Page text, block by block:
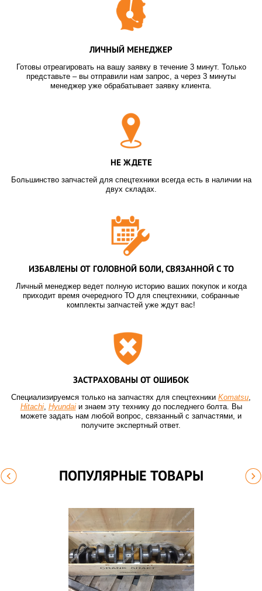
ЛИЧНЫЙ МЕНЕДЖЕР
Готовы отреагировать на вашу заявку в течение 3 минут. Только
представьте – вы отправили нам запрос, а через 3 минуты
менеджер уже обрабатывает заявку клиента.
НЕ ЖДЕТЕ
Большинство запчастей для спецтехники всегда есть в наличии на
двух складах.
ИЗБАВЛЕНЫ ОТ ГОЛОВНОЙ БОЛИ, СВЯЗАННОЙ С ТО
Личный менеджер ведет полную историю ваших покупок и когда
приходит время очередного ТО для спецтехники, собранные
комплекты запчастей уже ждут вас!
ЗАСТРАХОВАНЫ ОТ ОШИБОК
Специализируемся только на запчастях для спецтехники Komatsu,
Hitachi, Hyundaiи знаем эту технику до последнего болта. Вы
можете задать нам любой вопрос, связанный с запчастями, и
получите экспертный ответ.
ПОПУЛЯРНЫЕ ТОВАРЫ